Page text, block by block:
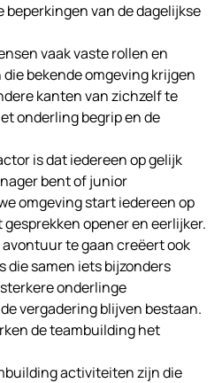
beperkingen van de dagelijkse
vaak vaste rollen en
bekende omgeving krijgen
kanten van zichzelf te
onderling begrip en de
is dat iedereen op gelijk
bent of junior
omgeving start iedereen op
opener en eerlijker.
te gaan creëert ook
die samen iets bijzonders
onderlinge
vergadering blijven bestaan.
de teambuilding het
activiteiten zijn die